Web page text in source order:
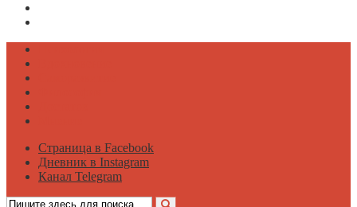
Страница в Facebook
Дневник в Instagram
Канал Telegram